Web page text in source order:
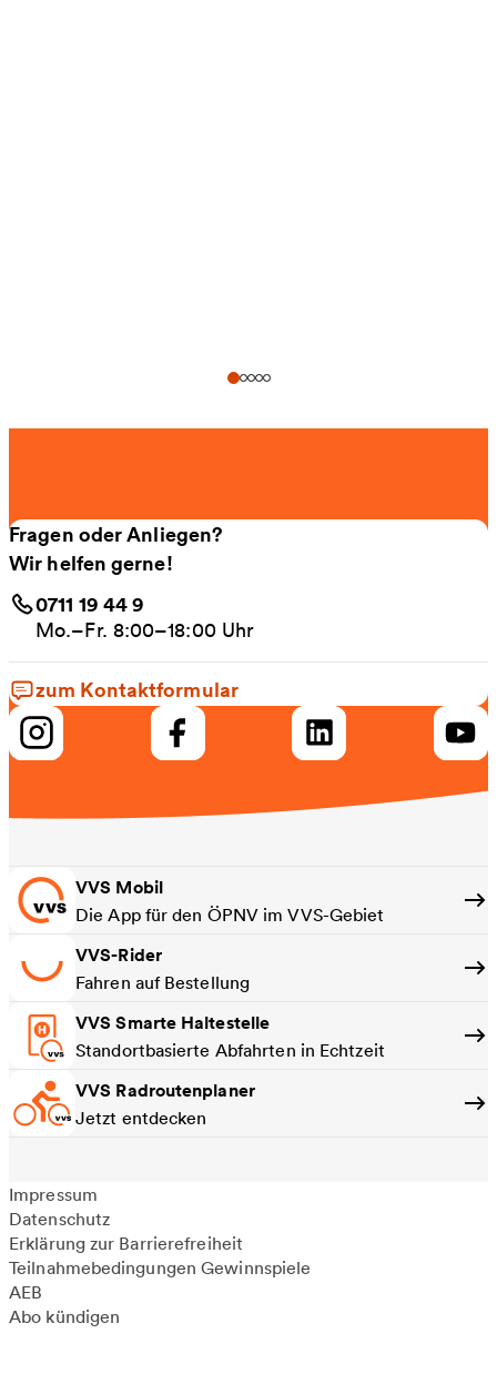
Fragen oder Anliegen?
Wir helfen gerne!
0711 19 44 9
Mo.–Fr. 8:00–18:00 Uhr
zum Kontaktformular
VVS Mobil
Die App für den ÖPNV im VVS-Gebiet
VVS-Rider
Fahren auf Bestellung
VVS Smarte Haltestelle
Standortbasierte Abfahrten in Echtzeit
VVS Radroutenplaner
Jetzt entdecken
Impressum
Datenschutz
Erklärung zur Barrierefreiheit
Teilnahmebedingungen Gewinnspiele
AEB
Abo kündigen